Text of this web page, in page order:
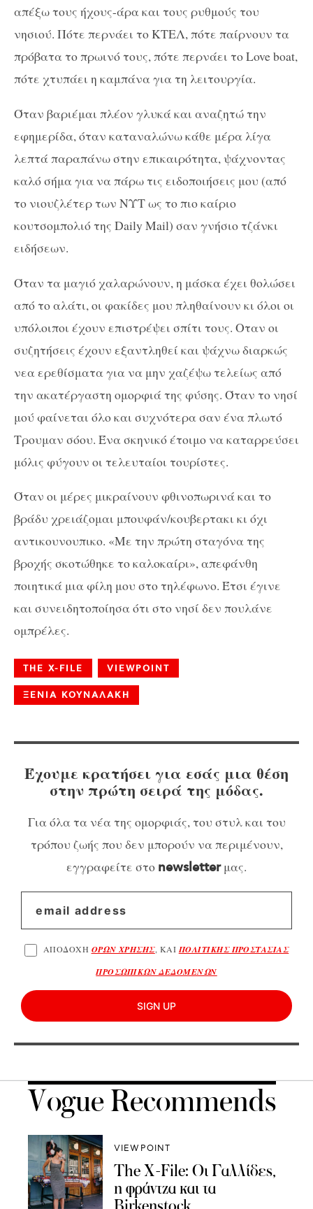
απέξω τους ήχους-άρα και τους ρυθμούς του
νησιού. Πότε περνάει το ΚΤΕΛ, πότε παίρνουν τα
πρόβατα το πρωινό τους, πότε περνάει το Love boat,
πότε χτυπάει η καμπάνα για τη λειτουργία.
Όταν βαριέμαι πλέον γλυκά και αναζητώ την
εφημερίδα, όταν καταναλώνω κάθε μέρα λίγα
λεπτά παραπάνω στην επικαιρότητα, ψάχνοντας
καλό σήμα για να πάρω τις ειδοποιήσεις μου (από
το νιουζλέτερ των ΝΥΤ ως το πιο καίριο
κουτσομπολιό της Daily Mail) σαν γνήσιο τζάνκι
ειδήσεων.
Όταν τα μαγιό χαλαρώνουν, η μάσκα έχει θολώσει
από το αλάτι, οι φακίδες μου πληθαίνουν κι όλοι οι
υπόλοιποι έχουν επιστρέψει σπίτι τους. Οταν οι
συζητήσεις έχουν εξαντληθεί και ψάχνω διαρκώς
νεα ερεθίσματα για να μην χαζέψω τελείως από
την ακατέργαστη ομορφιά της φύσης. Όταν το νησί
μού φαίνεται όλο και συχνότερα σαν ένα πλωτό
Τρουμαν σόου. Ένα σκηνικό έτοιμο να καταρρεύσει
μόλις φύγουν οι τελευταίοι τουρίστες.
Όταν οι μέρες μικραίνουν φθινοπωρινά και το
βράδυ χρειάζομαι μπουφάν/κουβερτακι κι όχι
αντικουνουπικο. «Με την πρώτη σταγόνα της
βροχής σκοτώθηκε το καλοκαίρι», απεφάνθη
ποιητικά μια φίλη μου στο τηλέφωνο. Έτσι έγινε
και συνειδητοποίησα ότι στο νησί δεν πουλάνε
ομπρέλες.
THE X-FILE VIEWPOINT
ΞΕΝΙΑ ΚΟΥΝΑΛΑΚΗ
Έχουμε κρατήσει για εσάς μια θέση
στην πρώτη σειρά της μόδας.
Για όλα τα νέα της ομορφιάς, του στυλ και του
τρόπου ζωής που δεν μπορούν να περιμένουν,
εγγραφείτε στο newsletterμας.
ΑΠΟΔΟΧΗ ΟΡΩΝ ΧΡΗΣΗΣ, ΚΑΙ ΠΟΛΙΤΙΚΗΣ ΠΡΟΣΤΑΣΙΑΣ
ΠΡΟΣΩΠΙΚΩΝ ΔΕΔΟΜΕΝΩΝ
SIGN UP
Vogue Recommends
VIEWPOINT
The X-File: Οι Γαλλίδες,
η φράντζα και τα